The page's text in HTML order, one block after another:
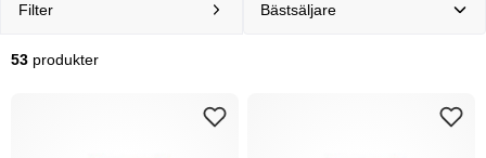
Filter
53 produkter